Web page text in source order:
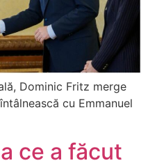
Dominic Fritz merge
cu Emmanuel
ce a făcut